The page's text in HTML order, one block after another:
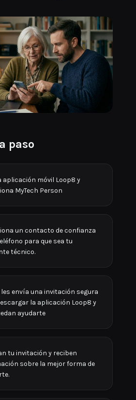
paso
aplicación móvil Loop8 y
MyTech Person
un contacto de confianza
para que sea tu
técnico.
envía una invitación segura
la aplicación Loop8 y
ayudarte
tu invitación y reciben
sobre la mejor forma de